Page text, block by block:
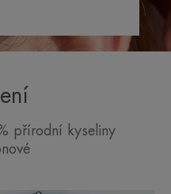
přírodní kyseliny